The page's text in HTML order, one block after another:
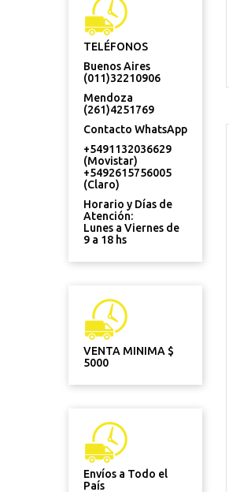
TELÉFONOS
Buenos Aires
(011)32210906
Mendoza
(261)4251769
Contacto WhatsApp
+5491132036629
(Movistar)
+5492615756005
(Claro)
Horario y Días de
Atención:
Lunes a Viernes de
9 a 18 hs
VENTA MINIMA $
5000
Envíos a Todo el
País